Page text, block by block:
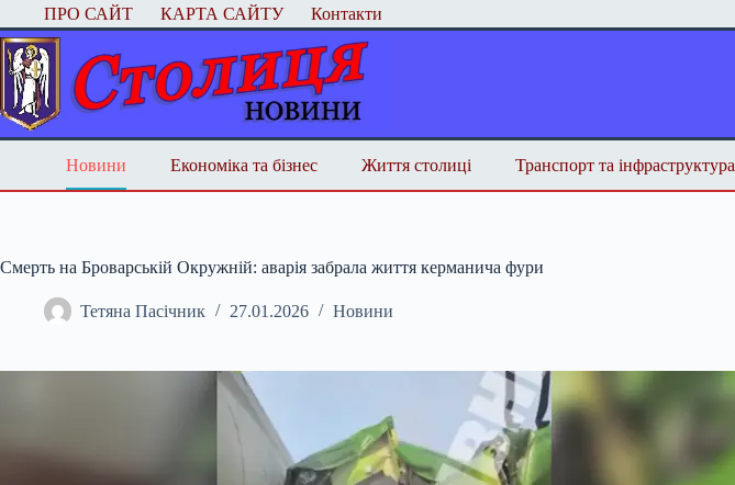
Перейти
до
вмісту
ПРО САЙТ КАРТА САЙТУ Контакти
Новини Економіка та бізнес Життя столиці Транспорт та інфраструктура
Смерть на Броварській Окружній: аварія забрала життя керманича фури
Тетяна Пасічник 27.01.2026 Новини